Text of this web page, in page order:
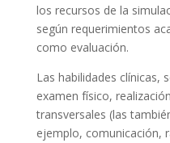
los recursos de la
según requerimientos
como evaluación.
Las habilidades clínicas,
examen físico,
transversales (las
ejemplo, comunicación,